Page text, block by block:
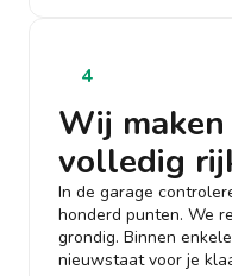
4
Wij
volledig
In de garage
honderd punten. We
grondig. Binnen
nieuwstaat voor je